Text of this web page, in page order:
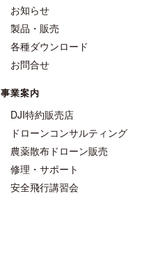
お知らせ
製品・販売
各種ダウンロード
お問合せ
事業案内
DJI特約販売店
ドローンコンサルティング
農薬散布ドローン販売
修理・サポート
安全飛行講習会